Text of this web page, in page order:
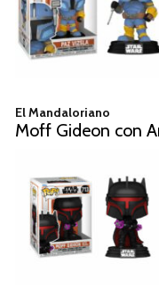
El Mandaloriano
Moff Gideon con